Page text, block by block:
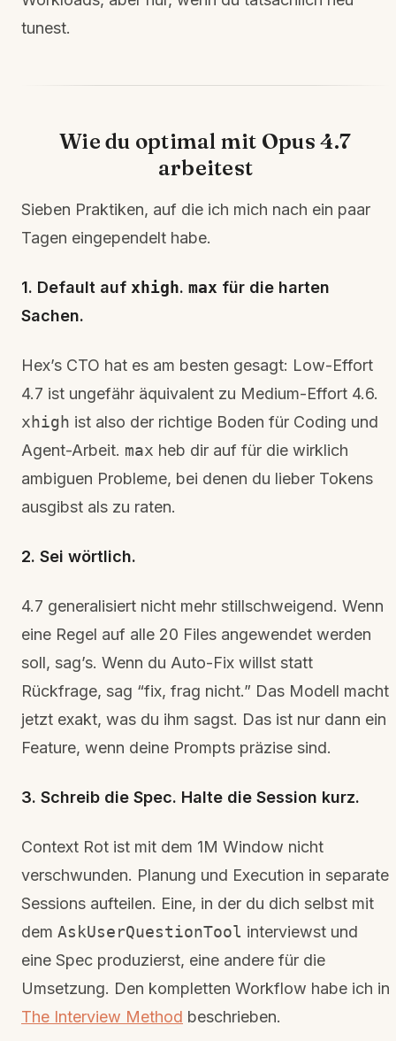
tunest.
Wie du optimal mit Opus 4.7
arbeitest
Sieben Praktiken, auf die ich mich nach ein paar
Tagen eingependelt habe.
1. Default auf xhigh. max für die harten
Sachen.
Hex’s CTO hat es am besten gesagt: Low-Effort
4.7 ist ungefähr äquivalent zu Medium-Effort 4.6.
xhigh ist also der richtige Boden für Coding und
Agent-Arbeit. max heb dir auf für die wirklich
ambiguen Probleme, bei denen du lieber Tokens
ausgibst als zu raten.
2. Sei wörtlich.
4.7 generalisiert nicht mehr stillschweigend. Wenn
eine Regel auf alle 20 Files angewendet werden
soll, sag’s. Wenn du Auto-Fix willst statt
Rückfrage, sag “fix, frag nicht.” Das Modell macht
jetzt exakt, was du ihm sagst. Das ist nur dann ein
Feature, wenn deine Prompts präzise sind.
3. Schreib die Spec. Halte die Session kurz.
Context Rot ist mit dem 1M Window nicht
verschwunden. Planung und Execution in separate
Sessions aufteilen. Eine, in der du dich selbst mit
dem AskUserQuestionTool interviewst und
eine Spec produzierst, eine andere für die
Umsetzung. Den kompletten Workflow habe ich in
The Interview Method beschrieben.